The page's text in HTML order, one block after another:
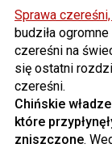
Sprawa
budziła
czereśni na
się ostatni
czereśni.
Chińskie
które
zniszczone.